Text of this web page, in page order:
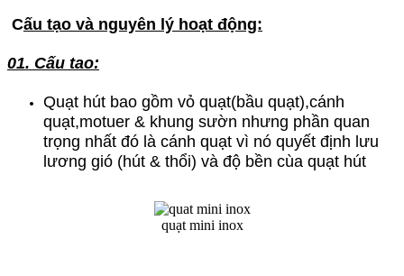
Cấu tạo và nguyên lý hoạt động:
01. Cấu tao:
Quạt hút bao gồm vỏ quạt(bầu quạt),cánh
quạt,motuer & khung sườn nhưng phần quan
trọng nhất đó là cánh quạt vì nó quyết định lưu
lương gió (hút & thổi) và độ bền cùa quạt hút
quạt mini inox